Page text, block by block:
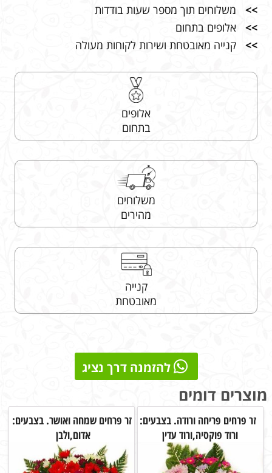
>>
משלוחים תוך מספר שעות בודדות
>>
אלופים בתחום
>>
קנייה מאובטחת ושירות לקוחות מעולה
אלופים
בתחום
משלוחים
מהירים
קנייה
מאובטחת
להזמנה דרך נציג
מוצרים דומים
זר פרחים פריחה ורודה. בצבעים:
ורוד פוקסיה,ורוד עדין
זר פרחים שמחה ואושר. בצבעים:
אדום,ולבן